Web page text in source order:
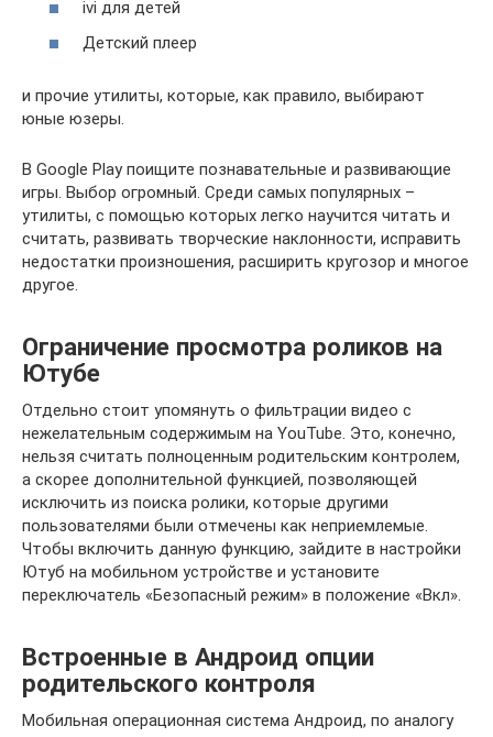
ivi для детей
Детский плеер
и прочие утилиты, которые, как правило, выбирают
юные юзеры.
В Google Play поищите познавательные и развивающие
игры. Выбор огромный. Среди самых популярных –
утилиты, с помощью которых легко научится читать и
считать, развивать творческие наклонности, исправить
недостатки произношения, расширить кругозор и многое
другое.
Ограничение просмотра роликов на
Ютубе
Отдельно стоит упомянуть о фильтрации видео с
нежелательным содержимым на YouTube. Это, конечно,
нельзя считать полноценным родительским контролем,
а скорее дополнительной функцией, позволяющей
исключить из поиска ролики, которые другими
пользователями были отмечены как неприемлемые.
Чтобы включить данную функцию, зайдите в настройки
Ютуб на мобильном устройстве и установите
переключатель «Безопасный режим» в положение «Вкл».
Встроенные в Андроид опции
родительского контроля
Мобильная операционная система Андроид, по аналогу